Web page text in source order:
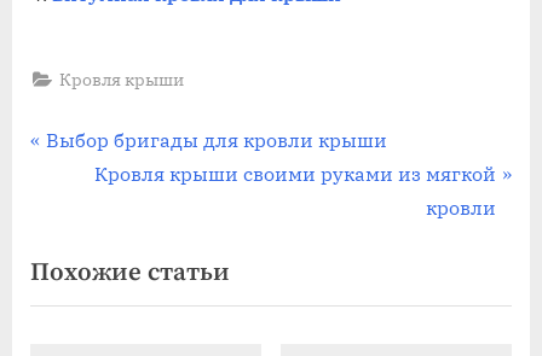
Кровля крыши
Навигация
П
ы
д
Выбор бригады для кровли крыши
С
д
у
Кровля крыши своими руками из мягкой
кровли
Похожие статьи